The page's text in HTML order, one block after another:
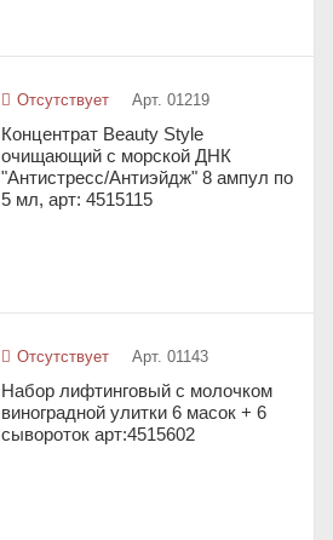
Отсутствует Арт. 01219
Концентрат Beauty Style
очищающий с морской ДНК
"Антистресс/Антиэйдж" 8 ампул по
5 мл, арт: 4515115
Отсутствует Арт. 01143
Набор лифтинговый с молочком
виноградной улитки 6 масок + 6
сывороток арт:4515602